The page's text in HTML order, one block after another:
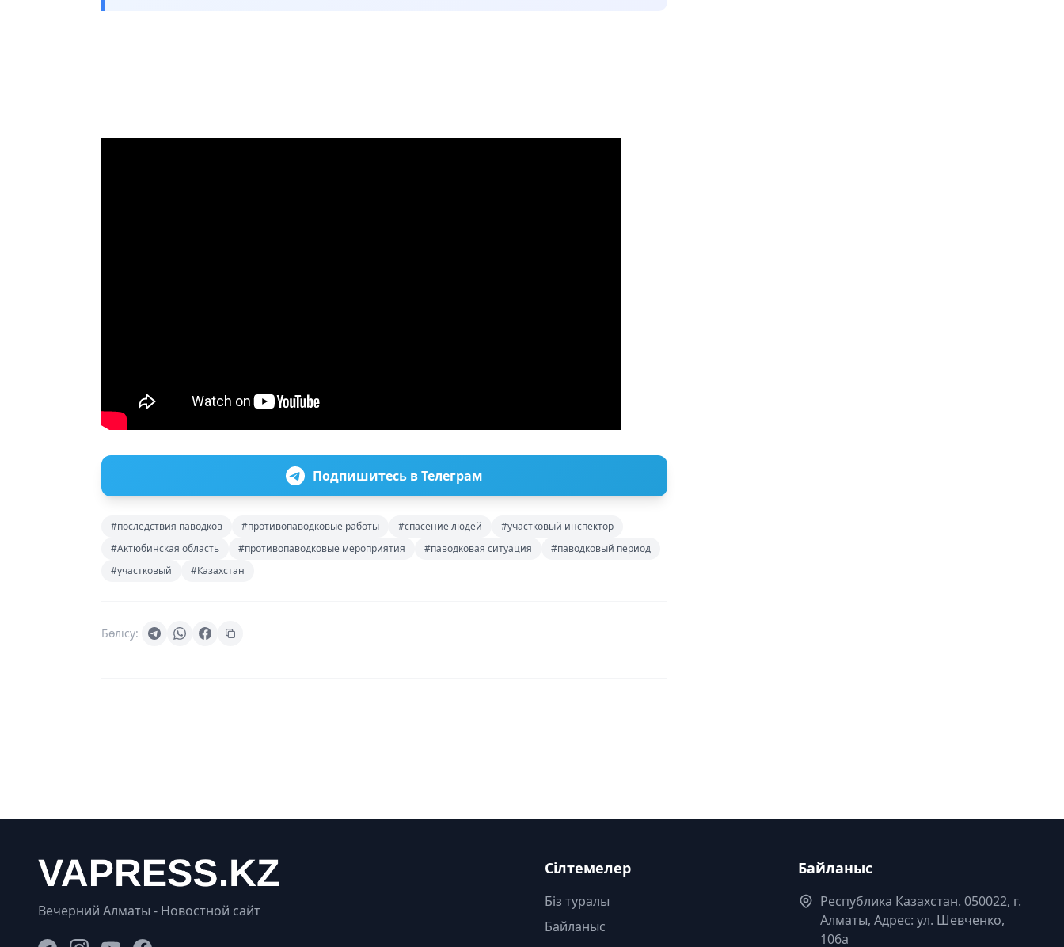
Подпишитесь в Телеграм
#последствия паводков #противопаводковые работы #спасение людей
#участковый инспектор
#Актюбинская область
#противопаводковые мероприятия #паводковая ситуация
#паводковый период
#участковый
#Казахстан
Бөлісу:
Вечерний Алматы - Новостной сайт
Сілтемелер
Біз туралы
Байланыс
Байланыс
Республика Казахстан. 050022, г.
Алматы, Адрес: ул. Шевченко,
106а